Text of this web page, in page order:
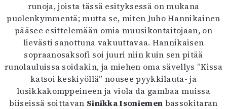
runoja, joista tässä esityksessä on mukana
puolenkymmentä; mutta se, miten Juho Hannikainen
pääsee esittelemään omia muusikontaitojaan, on
lievästi sanottuna vakuuttavaa. Hannikaisen
sopraanosaksofi soi juuri niin kuin sen pitää
runolauluissa soidakin, ja miehen oma sävellys ”Kissa
katsoi keskiyöllä” nousee pyykkilauta- ja
lusikkakomppeineen ja viola da gambaa muissa
biiseissä soittavan Sinikka Isoniemen bassokitaran